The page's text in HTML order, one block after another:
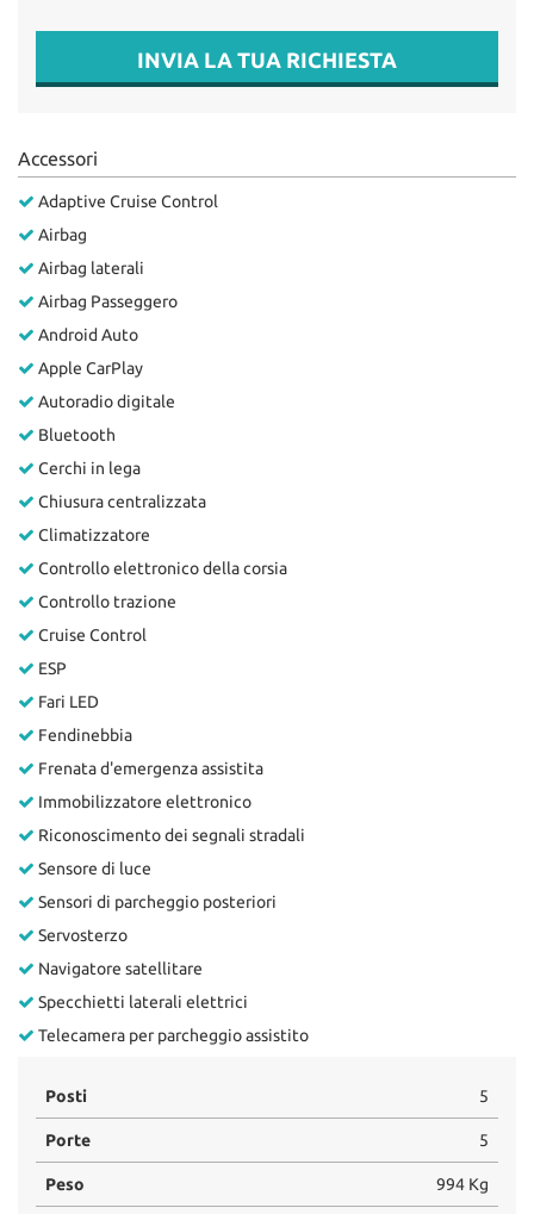
INVIA LA TUA RICHIESTA
Accessori
Adaptive Cruise Control
Airbag
Airbag laterali
Airbag Passeggero
Android Auto
Apple CarPlay
Autoradio digitale
Bluetooth
Cerchi in lega
Chiusura centralizzata
Climatizzatore
Controllo elettronico della corsia
Controllo trazione
Cruise Control
ESP
Fari LED
Fendinebbia
Frenata d'emergenza assistita
Immobilizzatore elettronico
Riconoscimento dei segnali stradali
Sensore di luce
Sensori di parcheggio posteriori
Servosterzo
Navigatore satellitare
Specchietti laterali elettrici
Telecamera per parcheggio assistito
Posti 5
Porte 5
Peso 994 Kg
cookie
Salva
impostazioni